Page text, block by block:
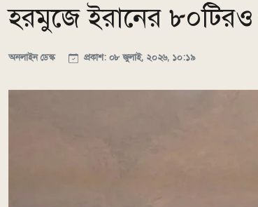
হরমুজে ইরানের ৮০টিরও
অনলাইন ডেস্ক প্রকাশ: ০৮ জুলাই, ২০২৬, ১০:১৯